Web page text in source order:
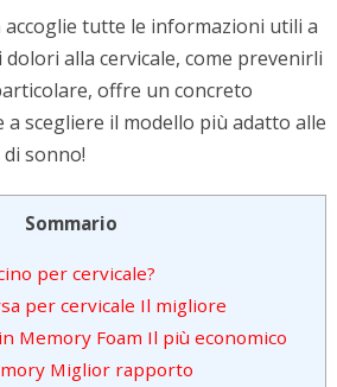
tutte le informazioni utili a
alla cervicale, come prevenirli
offre un concreto
scegliere il modello più adatto alle
sonno!
Sommario
per cervicale?
per cervicale Il migliore
Memory Foam Il più economico
Miglior rapporto